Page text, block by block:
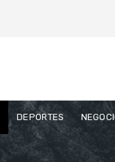
DEPORTES